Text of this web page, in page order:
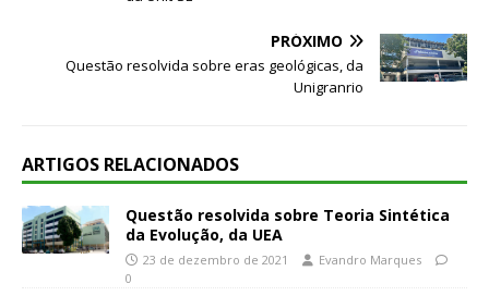
PRÓXIMO
Questão resolvida sobre eras geológicas, da
Unigranrio
ARTIGOS RELACIONADOS
Questão resolvida sobre Teoria Sintética
da Evolução, da UEA
23 de dezembro de 2021
Evandro Marques
0